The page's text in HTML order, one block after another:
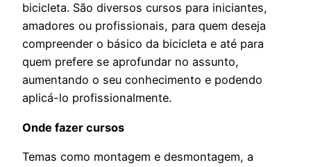
bicicleta. São diversos cursos para iniciantes,
amadores ou profissionais, para quem deseja
compreender o básico da bicicleta e até para
quem prefere se aprofundar no assunto,
aumentando o seu conhecimento e podendo
aplicá-lo profissionalmente.
Onde fazer cursos
Temas como montagem e desmontagem, a